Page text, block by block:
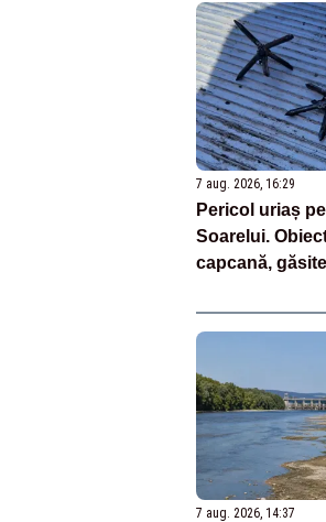
7 aug. 2026, 16:29
Pericol uriaș
Soarelui.
capcană,
7 aug. 2026, 14:37